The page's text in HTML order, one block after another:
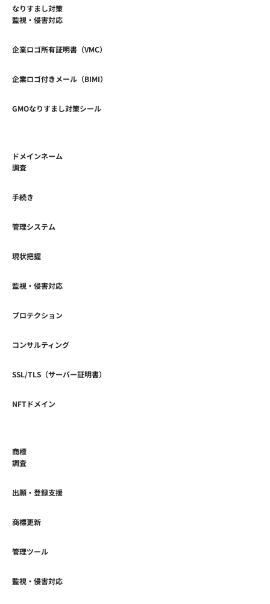
なりすまし対策
監視・侵害対応
企業ロゴ所有証明書（VMC）
企業ロゴ付きメール（BIMI）
GMOなりすまし対策シール
ドメインネーム
調査
手続き
管理システム
現状把握
監視・侵害対応
プロテクション
コンサルティング
SSL/TLS（サーバー証明書）
NFTドメイン
商標
調査
出願・登録支援
商標更新
管理ツール
監視・侵害対応